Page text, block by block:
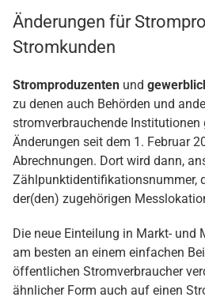
Änderungen für
Stromkunden
Stromproduzenten und
zu denen auch Behörden und
stromverbrauchende Institutionen
Änderungen seit dem 1. Februar
Abrechnungen. Dort wird dann,
Zählpunktidentifikationsnummer,
der(den) zugehörigen
Die neue Einteilung in Markt- und
am besten an einem einfachen
öffentlichen Stromverbraucher
ähnlicher Form auch auf einen